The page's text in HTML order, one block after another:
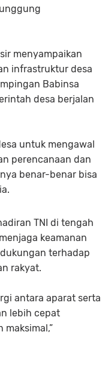
menyampaikan
infrastruktur desa
Babinsa
desa berjalan
untuk mengawal
perencanaan dan
benar-benar bisa
TNI di tengah
keamanan
terhadap
rakyat.
antara aparat serta
lebih cepat